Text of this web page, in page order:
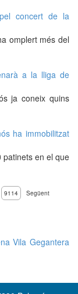
concert de la
omplert més del
a la lliga de
ja coneix quins
ha immobilitzat
patinets en el que
9114 Següent
Vila Gegantera